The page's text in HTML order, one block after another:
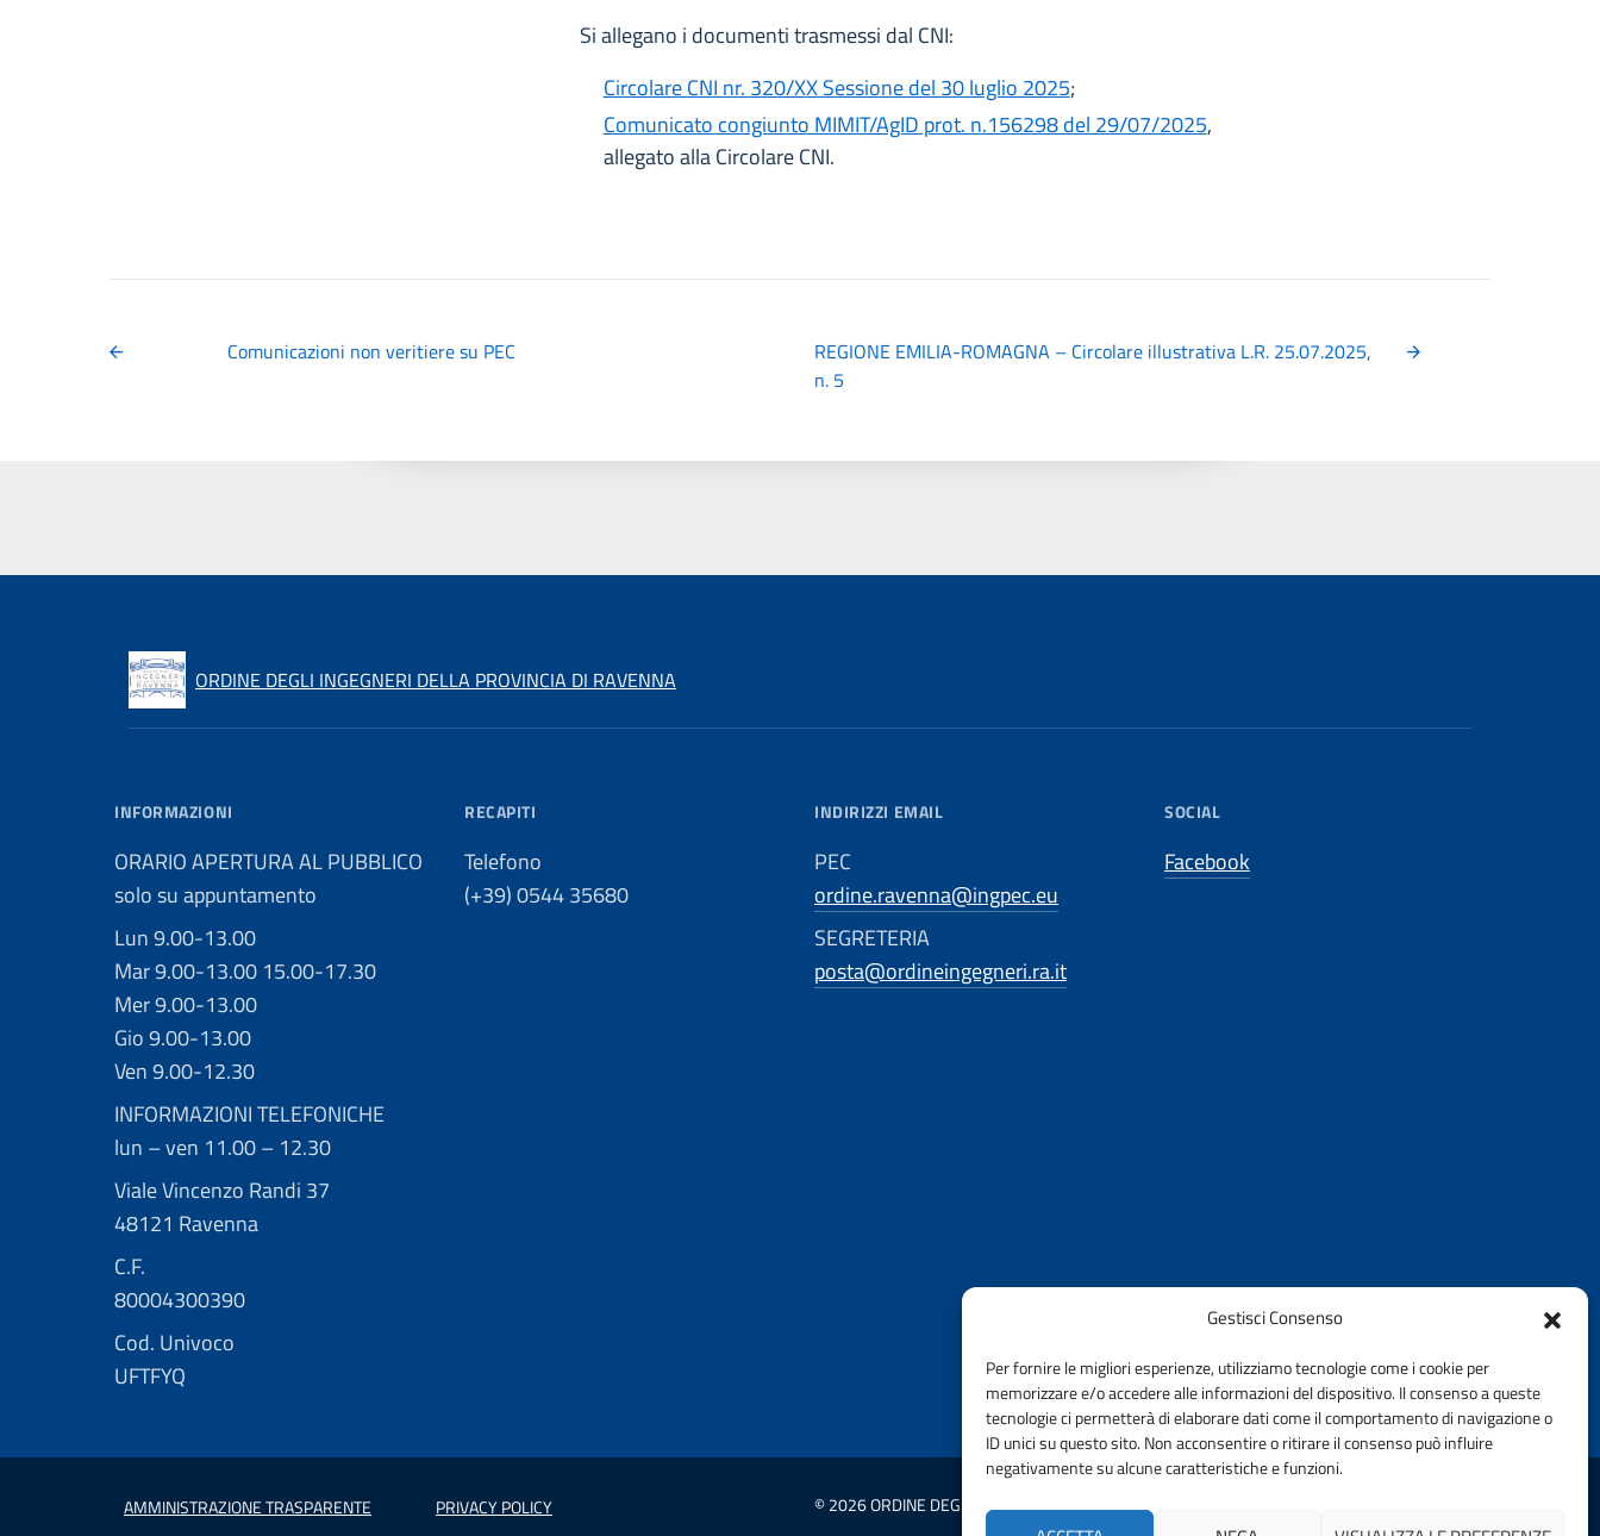
Gestisci Consenso
Per fornire le migliori esperienze, utilizziamo tecnologie come i cookie per
memorizzare e/o accedere alle informazioni del dispositivo. Il consenso a queste
tecnologie ci permetterà di elaborare dati come il comportamento di navigazione o
ID unici su questo sito. Non acconsentire o ritirare il consenso può influire
negativamente su alcune caratteristiche e funzioni.
Si allegano i documenti trasmessi dal CNI:
Circolare CNI nr. 320/XX Sessione del 30 luglio 2025;
Comunicato congiunto MIMIT/AgID prot. n.156298 del 29/07/2025,
allegato alla Circolare CNI.
Comunicazioni non veritiere su PEC
REGIONE EMILIA-ROMAGNA – Circolare illustrativa L.R. 25.07.2025,
n. 5
ORDINE DEGLI INGEGNERI DELLA PROVINCIA DI RAVENNA
INFORMAZIONI
ORARIO APERTURA AL PUBBLICO
solo su appuntamento
Lun 9.00-13.00
Mar 9.00-13.00 15.00-17.30
Mer 9.00-13.00
Gio 9.00-13.00
Ven 9.00-12.30
INFORMAZIONI TELEFONICHE
lun – ven 11.00 – 12.30
Viale Vincenzo Randi 37
48121 Ravenna
C.F.
80004300390
Cod. Univoco
UFTFYQ
RECAPITI
Telefono
(+39) 0544 35680
INDIRIZZI EMAIL
PEC
ordine.ravenna@ingpec.eu
SEGRETERIA
posta@ordineingegneri.ra.it
SOCIAL
Facebook
AMMINISTRAZIONE TRASPARENTE PRIVACY POLICY © 2026 ORDINE DEGLI INGEGNERI DELLA PROVINCIA DI RAVENNA | FONDAZIONE CNI